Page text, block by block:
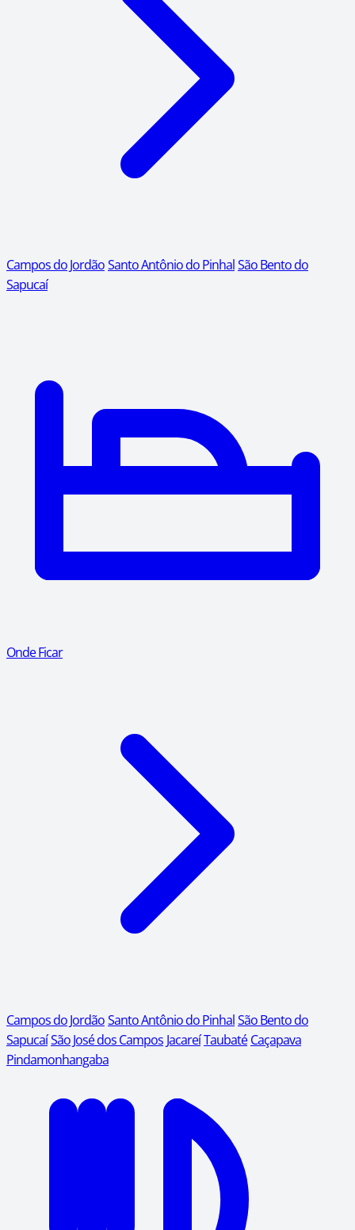
Campos do JordãoSanto Antônio do PinhalSão Bento do
Sapucaí
Onde Ficar
Campos do JordãoSanto Antônio do PinhalSão Bento do
SapucaíSão José dos Campos JacareíTaubaté Caçapava
Pindamonhangaba